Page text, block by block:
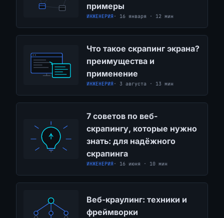
примеры
ИНЖЕНЕРИЯ · 16 января · 12 мин
Что такое скрапинг экрана?
преимущества и
применение
ИНЖЕНЕРИЯ · 3 августа · 13 мин
7 советов по веб-
скрапингу, которые нужно
знать: для надёжного
скрапинга
ИНЖЕНЕРИЯ · 16 июня · 10 мин
Веб-краулинг: техники и
фреймворки